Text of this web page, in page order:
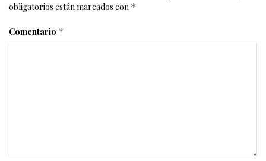
obligatorios están marcados con *
Comentario *